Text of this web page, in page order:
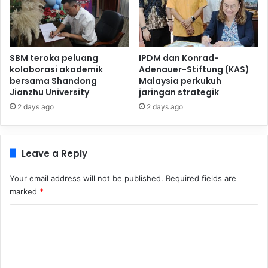
SBM teroka peluang
kolaborasi akademik
bersama Shandong
Jianzhu University
2 days ago
IPDM dan Konrad-
Adenauer-Stiftung (KAS)
Malaysia perkukuh
jaringan strategik
2 days ago
Leave a Reply
Your email address will not be published. Required fields are
marked *